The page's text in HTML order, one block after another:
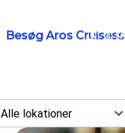
Besøg Aros
Alle lokationer